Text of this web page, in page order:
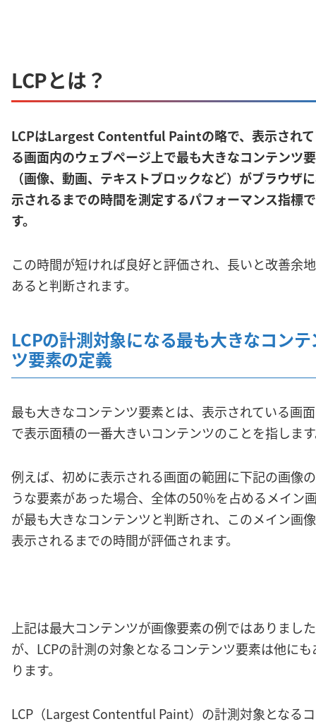
LCPとは？
LCPはLargest Contentful Paintの略で、表示され
る画面内のウェブページ上で最も大きなコンテンツ
（画像、動画、テキストブロックなど）がブラウザ
示されるまでの時間を測定するパフォーマンス指標で
す。
この時間が短ければ良好と評価され、長いと改善余
あると判断されます。
LCPの計測対象になる最も大きなコンテ
ツ要素の定義
最も大きなコンテンツ要素とは、表示されている画
で表示面積の一番大きいコンテンツのことを指しま
例えば、初めに表示される画面の範囲に下記の画像
うな要素があった場合、全体の50％を占めるメイン
が最も大きなコンテンツと判断され、このメイン画
表示されるまでの時間が評価されます。
上記は最大コンテンツが画像要素の例ではありました
が、LCPの計測の対象となるコンテンツ要素は他にも
ります。
LCP（Largest Contentful Paint）の計測対象となる